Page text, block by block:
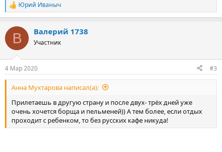
Р
е
к
и
Юрий Иваныч
В Валерий 1738
Участник
4 Мар 2020 #3
Анна Мухтарова написал(а):
Прилетаешь в другую страну и после двух- трёх дней уже
очень хочется борща и пельменей)) А тем более, если отдых
проходит с ребенком, то без русских кафе никуда!